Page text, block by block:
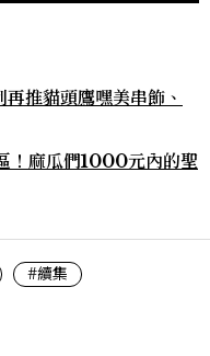
推貓頭鷹嘿美串飾、
！麻瓜們1000元內的聖
#續集